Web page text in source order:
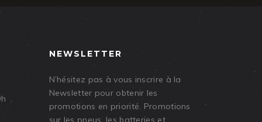
NEWSLETTER
N’hésitez pas à vous inscrire à la
Newsletter pour obtenir les
promotions en priorité. Promotions
sur les pneus, les batteries et